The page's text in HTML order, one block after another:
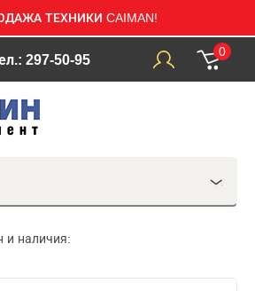
ТЕХНИКИ CAIMAN!
297-50-95
0
и наличия: